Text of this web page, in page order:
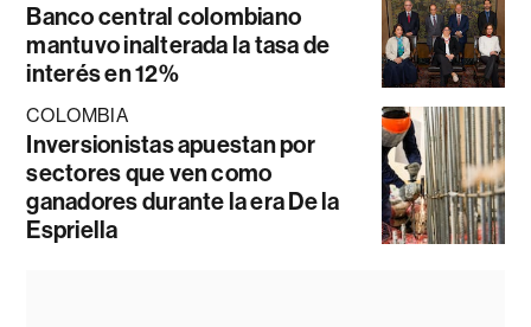
Banco central colombiano
mantuvo inalterada la tasa de
interés en 12%
COLOMBIA
Inversionistas apuestan por
sectores que ven como
ganadores durante la era De la
Espriella